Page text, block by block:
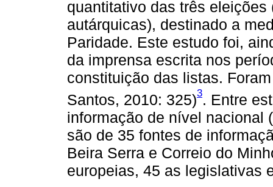
quantitativo das três
autárquicas), destinado a
Paridade. Este estudo foi,
da imprensa escrita nos
constituição das listas.
Santos, 2010: 325)3. Entre
informação de nível nacional
são de 35 fontes de
Beira Serra e Correio do
europeias, 45 as legislativas